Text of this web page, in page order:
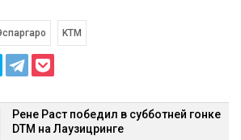
KTM
Рене Раст победил в субботней гонке
DTM на Лаузицринге